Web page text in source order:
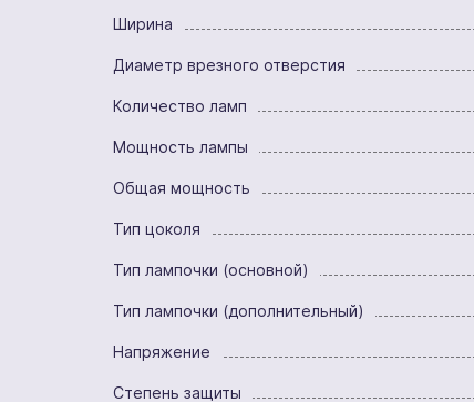
Ширина
Диаметр врезного отверстия
Количество ламп
Мощность лампы
Общая мощность
Тип цоколя
Тип лампочки (основной)
Тип лампочки (дополнительный)
Напряжение
Степень защиты